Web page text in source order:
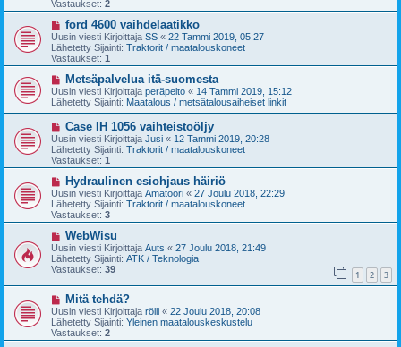
tv
e
s
t
i
Vastaukset: 2
U
u
s
i
v
e
s
t
ford 4600 vaihdelaatikko
Uusin viesti Kirjoittaja SS « 22 Tammi 2019, 05:27
Lähetetty Sijainti: Traktorit / maatalouskoneet
Vastaukset: 1
U
u
s
i
e
s
t
Metsäpalvelua itä-suomesta
Uusin viesti Kirjoittaja peräpelto « 14 Tammi 2019, 15:12
Lähetetty Sijainti: Maatalous / metsätalousaiheiset linkit
U
u
s
i
v
e
s
t
i
Case IH 1056 vaihteistoöljy
Uusin viesti Kirjoittaja Jusi « 12 Tammi 2019, 20:28
Lähetetty Sijainti: Traktorit / maatalouskoneet
Vastaukset: 1
U
u
s
i
v
s
t
i
Hydraulinen esiohjaus häiriö
Uusin viesti Kirjoittaja Amatööri « 27 Joulu 2018, 22:29
Lähetetty Sijainti: Traktorit / maatalouskoneet
Vastaukset: 3
U
u
s
i
v
i
e
s
t
i
WebWisu
Uusin viesti Kirjoittaja Auts « 27 Joulu 2018, 21:49
Lähetetty Sijainti: ATK / Teknologia
Vastaukset: 39 1 2 3
U
u
s
i
v
Mitä tehdä?
Uusin viesti Kirjoittaja rölli « 22 Joulu 2018, 20:08
Lähetetty Sijainti: Yleinen maatalouskeskustelu
Vastaukset: 2